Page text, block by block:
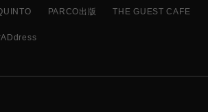
PARCO出版 THE GUEST CAFE